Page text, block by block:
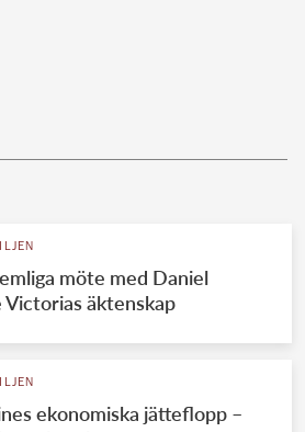
möte med Daniel
Victorias äktenskap
ekonomiska jätteflopp –